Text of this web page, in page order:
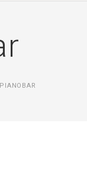
PIANOBAR